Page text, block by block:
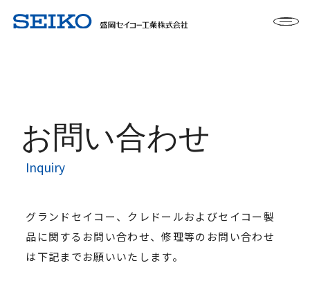
お問い合わせ
Inquiry
グランドセイコー、クレドールおよびセイコー製
品に関するお問い合わせ、修理等のお問い合わせ
は下記までお願いいたします。